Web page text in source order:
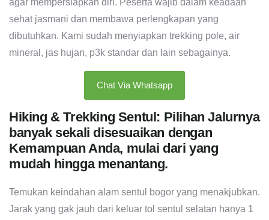
agar mempersiapkan diri. Peserta wajib dalam keadaan
sehat jasmani dan membawa perlengkapan yang
dibutuhkan. Kami sudah menyiapkan trekking pole, air
mineral, jas hujan, p3k standar dan lain sebagainya.
Chat Via Whatsapp
Hiking & Trekking Sentul: Pilihan Jalurnya
banyak sekali disesuaikan dengan
Kemampuan Anda, mulai dari yang
mudah hingga menantang.
Temukan keindahan alam sentul bogor yang menakjubkan.
Jarak yang gak jauh dari keluar tol sentul selatan hanya 1